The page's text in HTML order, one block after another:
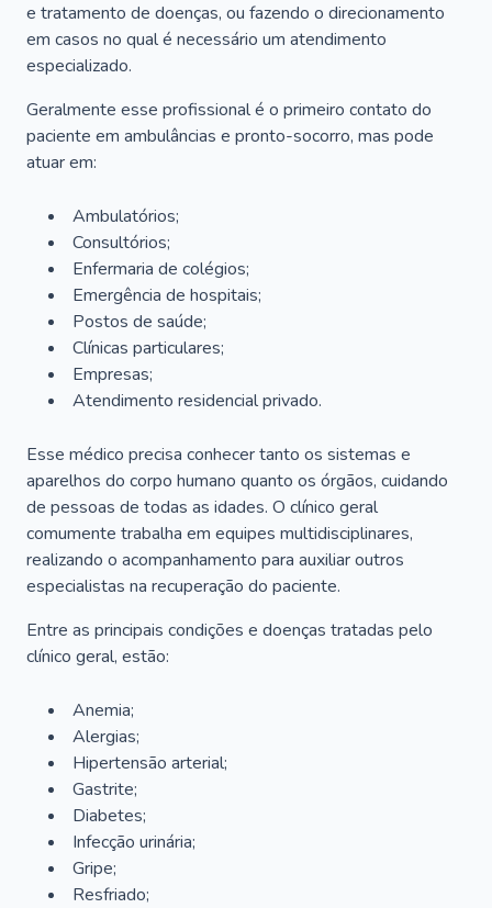
e tratamento de doenças, ou fazendo o direcionamento
em casos no qual é necessário um atendimento
especializado.
Geralmente esse profissional é o primeiro contato do
paciente em ambulâncias e pronto-socorro, mas pode
atuar em:
Ambulatórios;
Consultórios;
Enfermaria de colégios;
Emergência de hospitais;
Postos de saúde;
Clínicas particulares;
Empresas;
Atendimento residencial privado.
Esse médico precisa conhecer tanto os sistemas e
aparelhos do corpo humano quanto os órgãos, cuidando
de pessoas de todas as idades. O clínico geral
comumente trabalha em equipes multidisciplinares,
realizando o acompanhamento para auxiliar outros
especialistas na recuperação do paciente.
Entre as principais condições e doenças tratadas pelo
clínico geral, estão:
Anemia;
Alergias;
Hipertensão arterial;
Gastrite;
Diabetes;
Infecção urinária;
Gripe;
Resfriado;